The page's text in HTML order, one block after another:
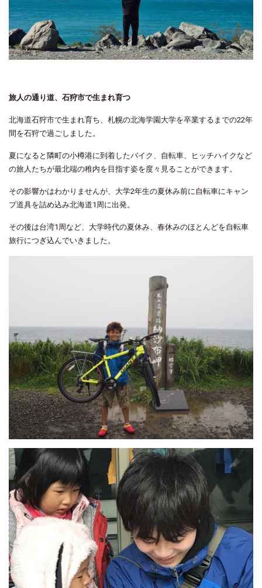
旅人の通り道、石狩市で生まれ育つ
北海道石狩市で生まれ育ち、札幌の北海学園大学を卒業するまでの22年
間を石狩で過ごしました。
夏になると隣町の小樽港に到着したバイク、自転車、ヒッチハイクなど
の旅人たちが最北端の稚内を目指す姿を度々見ることができます。
その影響かはわかりませんが、大学2年生の夏休み前に自転車にキャン
プ道具を詰め込み北海道1周に出発。
その後は台湾1 周など、大学時代の夏休み、春休みのほとんどを自転車
旅行につぎ込んでいきました。